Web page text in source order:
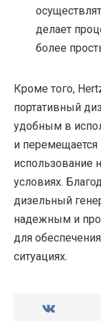
делает
более
Кроме того,
портативный
удобным в
и перемещается
использование
условиях.
дизельный
надежным и
для
ситуациях.